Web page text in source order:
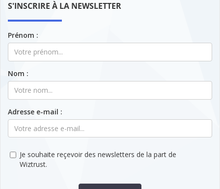
S'INSCRIRE À LA NEWSLETTER
Prénom :
Nom :
Adresse e-mail :
Je souhaite reçevoir des newsletters de la part de
Wiztrust.